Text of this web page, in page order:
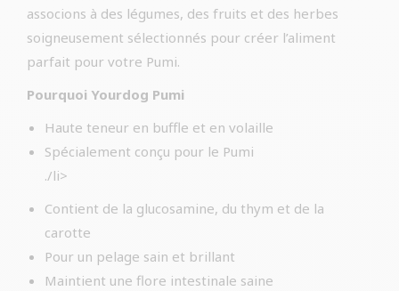
associons à des légumes, des fruits et des herbes
soigneusement sélectionnés pour créer l’aliment
parfait pour votre Pumi.
Pourquoi Yourdog Pumi
Haute teneur en buffle et en volaille
Spécialement conçu pour le Pumi
./li>
Contient de la glucosamine, du thym et de la
carotte
Pour un pelage sain et brillant
Maintient une flore intestinale saine